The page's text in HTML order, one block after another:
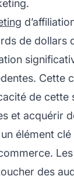
de dollars
Cette
de
et acquérir
élément
des